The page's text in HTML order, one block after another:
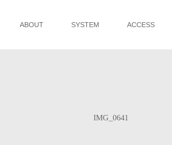
ABOUT SYSTEM ACCESS
IMG_0641